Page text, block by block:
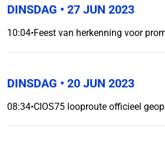
DINSDAG • 27 JUN 2023
10:04•Feest van herkenning voor
DINSDAG • 20 JUN 2023
08:34•CIOS75 looproute officieel